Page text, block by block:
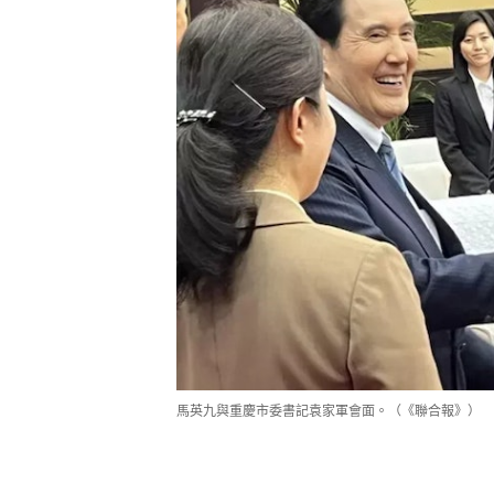
馬英九與重慶市委書記袁家軍會面。（《聯合報》）